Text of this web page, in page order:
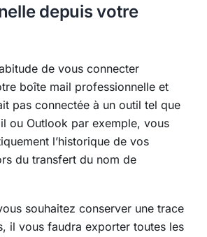
depuis votre
de vous connecter
boîte mail professionnelle et
pas connectée à un outil tel que
ou Outlook par exemple, vous
l’historique de vos
du transfert du nom de
souhaitez conserver une trace
il vous faudra exporter toutes les